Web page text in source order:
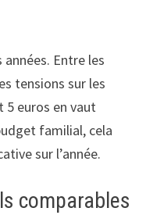
Entre les
tensions sur les
5 euros en vaut
familial, cela
sur l’année.
comparables